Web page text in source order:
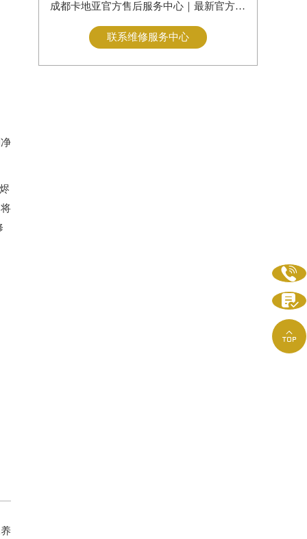
成都卡地亚官方售后服务中心｜最新官方电话和维修地址权威信息通告（2026年7月最新）
联系维修服务中心


